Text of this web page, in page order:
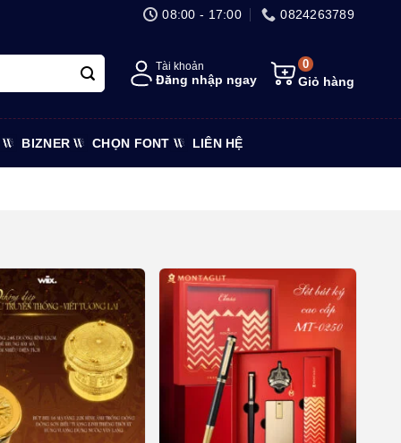
08:00 - 17:00 0824263789
Tài khoản
Đăng nhập ngay
0
Giỏ hàng
BIZNER CHỌN FONT LIÊN HỆ